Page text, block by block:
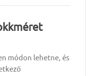
módon lehetne, és